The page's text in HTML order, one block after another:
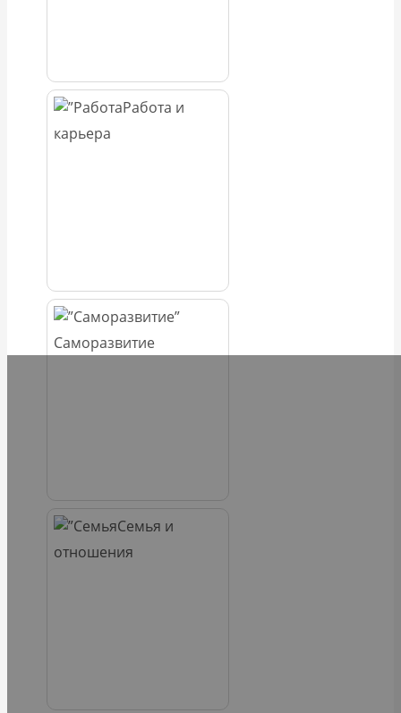
Работа и
карьера
Саморазвитие
Семья и
отношения